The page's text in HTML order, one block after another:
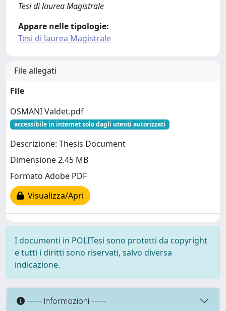
Tesi di laurea Magistrale
Appare nelle tipologie:
Tesi di laurea Magistrale
File allegati
File
OSMANI Valdet.pdf
accessibile in internet solo dagli utenti autorizzati
Descrizione: Thesis Document
Dimensione 2.45 MB
Formato Adobe PDF
Visualizza/Apri
I documenti in POLITesi sono protetti da copyright
e tutti i diritti sono riservati, salvo diversa
indicazione.
----- Informazioni -----